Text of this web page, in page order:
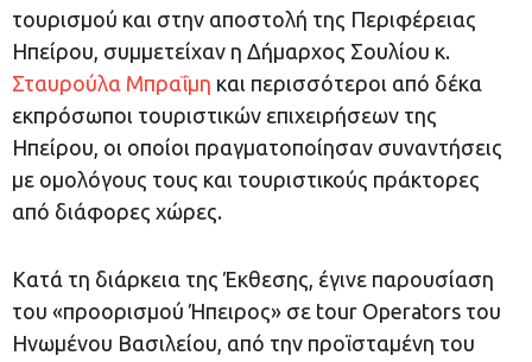
τουρισμού και στην αποστολή της Περιφέρειας
Ηπείρου, συμμετείχαν η Δήμαρχος Σουλίου κ.
Σταυρούλα Μπραΐμη και περισσότεροι από δέκα
εκπρόσωποι τουριστικών επιχειρήσεων της
Ηπείρου, οι οποίοι πραγματοποίησαν συναντήσεις
με ομολόγους τους και τουριστικούς πράκτορες
από διάφορες χώρες.
Κατά τη διάρκεια της Έκθεσης, έγινε παρουσίαση
του «προορισμού Ήπειρος» σε tour Operators του
Ηνωμένου Βασιλείου, από την προϊσταμένη του